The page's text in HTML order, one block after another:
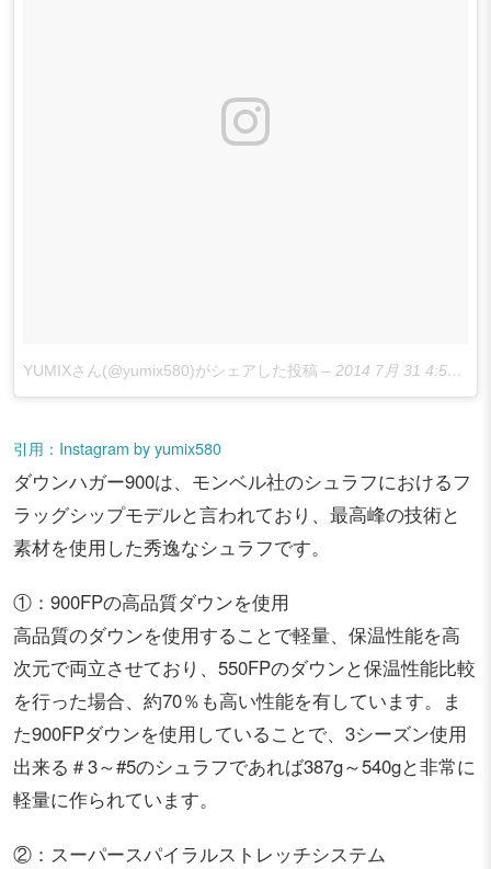
YUMIXさん(@yumix580)がシェアした投稿 – 2014 7月 31 4:56午前 PDT
引用：Instagram by yumix580
ダウンハガー900は、モンベル社のシュラフにおけるフ
ラッグシップモデルと言われており、最高峰の技術と
素材を使用した秀逸なシュラフです。
①：900FPの高品質ダウンを使用
高品質のダウンを使用することで軽量、保温性能を高
次元で両立させており、550FPのダウンと保温性能比較
を行った場合、約70％も高い性能を有しています。ま
た900FPダウンを使用していることで、3シーズン使用
出来る＃3～#5のシュラフであれば387g～540gと非常に
軽量に作られています。
②：スーパースパイラルストレッチシステム